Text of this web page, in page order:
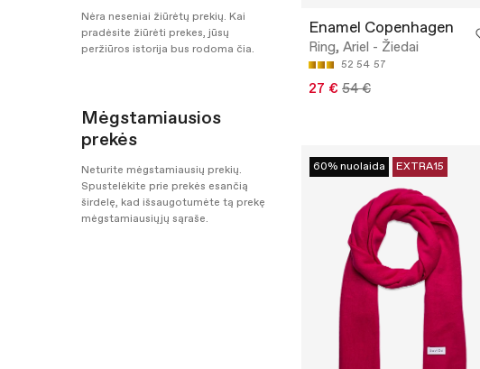
Nėra neseniai žiūrėtų prekių. Kai
pradėsite žiūrėti prekes, jūsų
peržiūros istorija bus rodoma čia.
Mėgstamiausios
prekės
Neturite mėgstamiausių prekių.
Spustelėkite prie prekės esančią
širdelę, kad išsaugotumėte tą prekę
mėgstamiausiųjų sąraše.
Enamel Copenhagen
Ring, Ariel - Žiedai
52 54 57
27 € 54 €
60% nuolaida EXTRA15